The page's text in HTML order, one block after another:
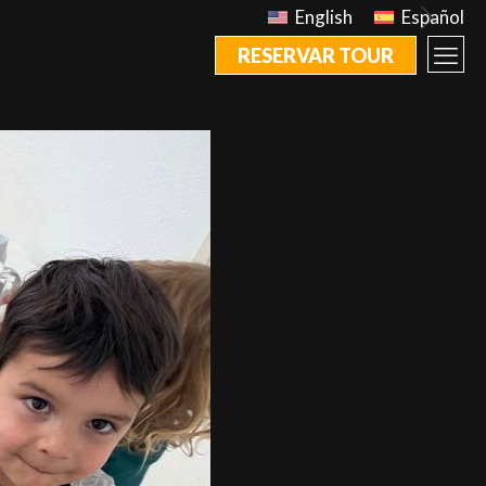
English Español
RESERVAR TOUR